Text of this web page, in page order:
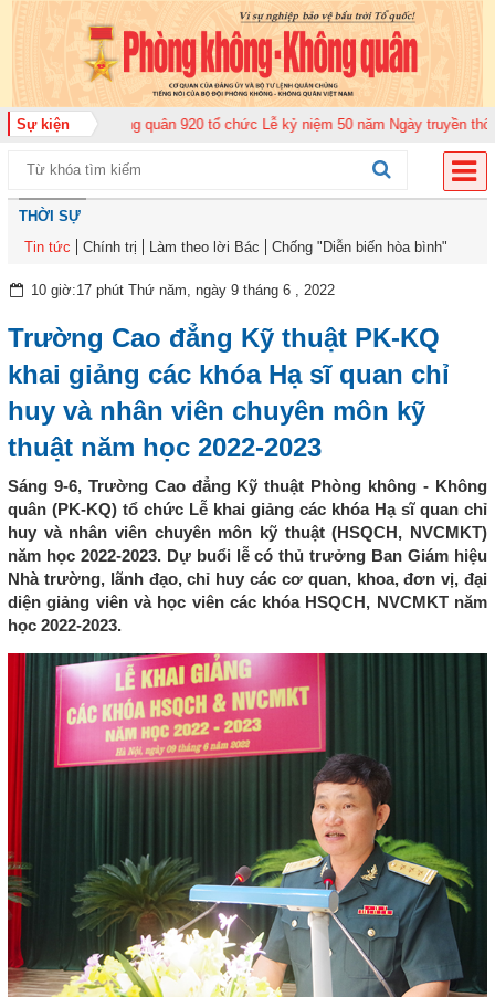
Sự kiện
đoàn Không quân 920 tổ chức Lễ kỷ niệm 50 năm Ngày truyền thống
THỜI SỰ
Tin tức
Chính trị Làm theo lời Bác Chống "Diễn biến hòa bình"
10 giờ:17 phút Thứ năm, ngày 9 tháng 6 , 2022
Trường Cao đẳng Kỹ thuật PK-KQ
khai giảng các khóa Hạ sĩ quan chỉ
huy và nhân viên chuyên môn kỹ
thuật năm học 2022-2023
Sáng 9-6, Trường Cao đẳng Kỹ thuật Phòng không - Không
quân (PK-KQ) tổ chức Lễ khai giảng các khóa Hạ sĩ quan chỉ
huy và nhân viên chuyên môn kỹ thuật (HSQCH, NVCMKT)
năm học 2022-2023. Dự buổi lễ có thủ trưởng Ban Giám hiệu
Nhà trường, lãnh đạo, chỉ huy các cơ quan, khoa, đơn vị, đại
diện giảng viên và học viên các khóa HSQCH, NVCMKT năm
học 2022-2023.